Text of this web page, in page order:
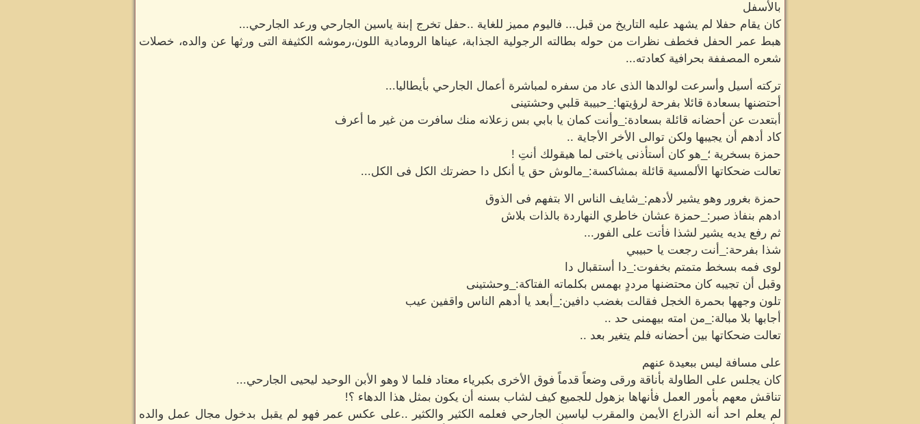
بالأسفل
كان يقام حفلا لم يشهد عليه التاريخ من قبل... فاليوم مميز للغاية ..حفل تخرج إبنة ياسين الجارحي ورعد الجارحي...
هبط عمر الحفل فخطف نظرات من حوله بطالته الرجولية الجذابة، عيناها الرومادية اللون،رموشه الكثيفة التى ورثها عن والده، خصلات
شعره المصففة بحرافية كعادته...
تركته أسيل وأسرعت لوالدها الذى عاد من سفره لمباشرة أعمال الجارحي بأيطاليا...
أحتضنها بسعادة قائلا بفرحة لرؤيتها:_حبيبة قلبي وحشتينى
أبتعدت عن أحضانه قائلة بسعادة:_وأنت كمان يا بابي بس زعلانه منك سافرت من غير ما أعرف
كاد أدهم أن يجيبها ولكن توالى الأخر الأجاية ..
حمزة بسخرية ؛_هو كان أستأذنى ياختى لما هيقولك أنتِ !
تعالت ضحكاتها الألمسية قائلة بمشاكسة:_مالوش حق يا أنكل دا حضرتك الكل فى الكل...
حمزة بغرور وهو يشير لأدهم:_شايف الناس الا بتفهم فى الذوق
ادهم بنفاذ صبر:_حمزة عشان خاطري النهاردة بالذات بلاش
ثم رفع يديه يشير لشذا فأتت على الفور...
شذا بفرحة:_أنت رجعت يا حبيبي
لوى فمه بسخط متمتم بخفوت:_دا أستقبال دا
وقبل أن تجيبه كان محتضنها مرددٍ بهمس بكلماته الفتاكة:_وحشتينى
تلون وجهها بحمرة الخجل فقالت بغضب دافين:_أبعد يا أدهم الناس واقفين عيب
أجابها بلا مبالة:_من امته بيهمنى حد ..
تعالت ضحكاتها بين أحضانه فلم يتغير بعد ..
على مسافة ليس ببعيدة عنهم
كان يجلس على الطاولة بأناقة ورقى وضعاً قدماً فوق الأخرى بكبرياء معتاد فلما لا وهو الأبن الوحيد ليحيى الجارحي...
تناقش معهم بأمور العمل فأنهاها بزهول للجميع كيف لشاب بسنه أن يكون بمثل هذا الدهاء ؟!
لم يعلم احد أنه الذراع الأيمن والمقرب لياسين الجارحي فعلمه الكثير والكثير ..على عكس عمر فهو لم يقبل بدخول مجال عمل والده